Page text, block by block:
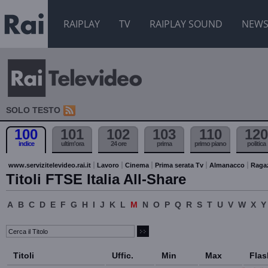
RAIPLAY TV RAIPLAY SOUND NEWS
SOLO TESTO
100
indice
101
ultim'ora
102
24 ore
103
prima
110
primo piano
120
politica
www.servizitelevideo.rai.it Lavoro Cinema Prima serata Tv Almanacco
Titoli FTSE Italia All-Share
A B C D E F G H I J K L M N O P Q R S T U V W X Y
Titoli Uffic. Min Max